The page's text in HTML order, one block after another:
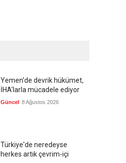
Yemen'de devrik hükümet,
İHA'larla mücadele ediyor
Güncel 8 Ağustos 2026
Türkiye'de neredeyse
herkes artık çevrim-içi